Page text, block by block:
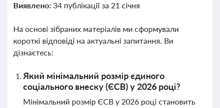
Виявлено: 34 публікації за 21 січня
На основі зібраних матеріалів ми сформували
короткі відповіді на актуальні запитання. Ви
дізнаєтесь:
Який мінімальний розмір єдиного
соціального внеску (ЄСВ) у 2026 році?
Мінімальний розмір ЄСВ у 2026 році становить